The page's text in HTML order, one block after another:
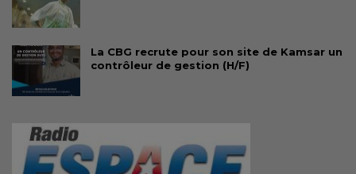
La CBG recrute pour son site de Kamsar un
contrôleur de gestion (H/F)